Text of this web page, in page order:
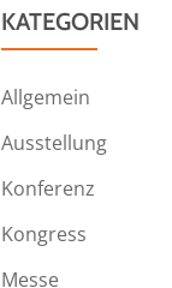
KATEGORIEN
Allgemein
Ausstellung
Konferenz
Kongress
Messe